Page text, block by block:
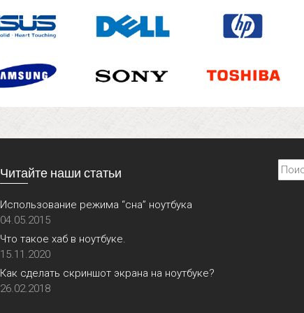
Читайте наши статьи
Использование режима “сна” ноутбука
04.05.2015
Что такое хаб в ноутбуке.
15.11.2020
Как сделать скриншот экрана на ноутбуке?
26.02.2018